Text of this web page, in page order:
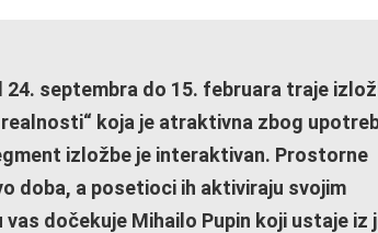
septembra do 15. februara traje
koja je atraktivna zbog
izložbe je interaktivan. Prostorne
doba, a posetioci ih aktiviraju svojim
dočekuje Mihailo Pupin koji ustaje iz